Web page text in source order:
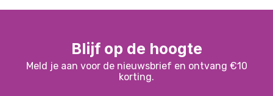
Blijf op de hoogte
Meld je aan voor de nieuwsbrief en ontvang €10
korting.